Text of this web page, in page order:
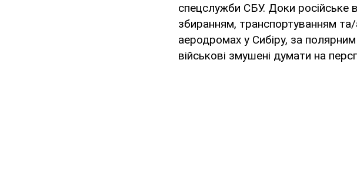
спецслужби СБУ. Доки російське
збиранням, транспортуванням
аеродромах у Сибіру, за
військові змушені думати на